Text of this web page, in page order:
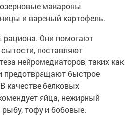
макароны
и вареный картофель.
рациона. Они помогают
поставляют
нейромедиаторов, таких как
предотвращают быстрое
качестве белковых
яйца, нежирный
рыбу, тофу и бобовые.